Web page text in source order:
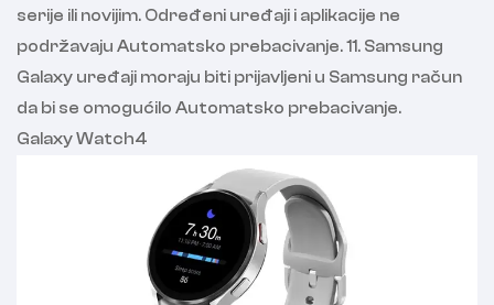
serije ili novijim. Određeni uređaji i aplikacije ne
podržavaju Automatsko prebacivanje. 11. Samsung
Galaxy uređaji moraju biti prijavljeni u Samsung račun
da bi se omogućilo Automatsko prebacivanje.
Galaxy Watch4